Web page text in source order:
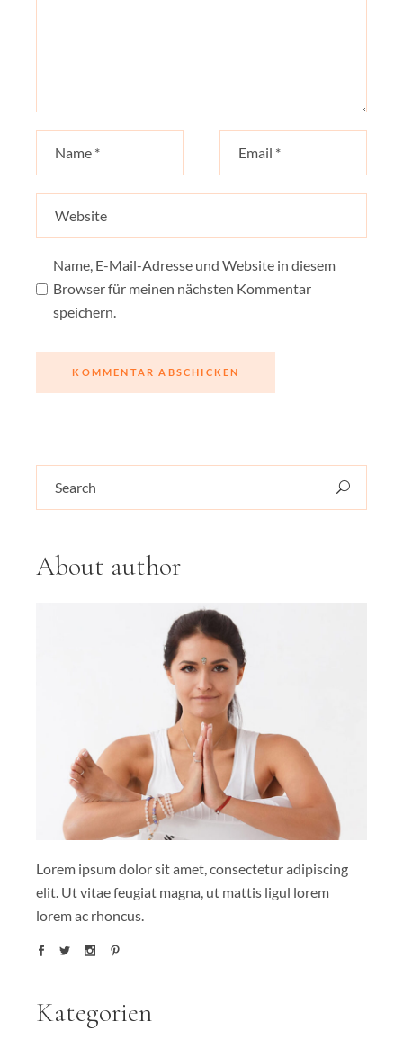
Name, E-Mail-Adresse und Website in diesem
Browser für meinen nächsten Kommentar
speichern.
KOMMENTAR ABSCHICKEN
About author
Lorem ipsum dolor sit amet, consectetur adipiscing
elit. Ut vitae feugiat magna, ut mattis ligul lorem
lorem ac rhoncus.
Kategorien